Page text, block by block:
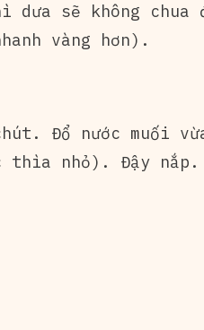
sẽ không chua
vàng hơn).
Đổ nước muối
thìa nhỏ). Đậy nắp.